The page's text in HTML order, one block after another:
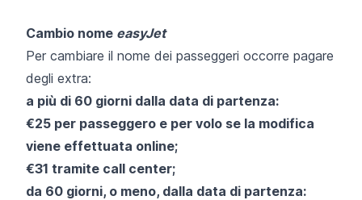
Cambio nome easyJet
Per cambiare il nome dei passeggeri occorre pagare
degli extra:
a più di 60 giorni dalla data di partenza:
€25 per passeggero e per volo se la modifica
viene effettuata online;
€31 tramite call center;
da 60 giorni, o meno, dalla data di partenza: